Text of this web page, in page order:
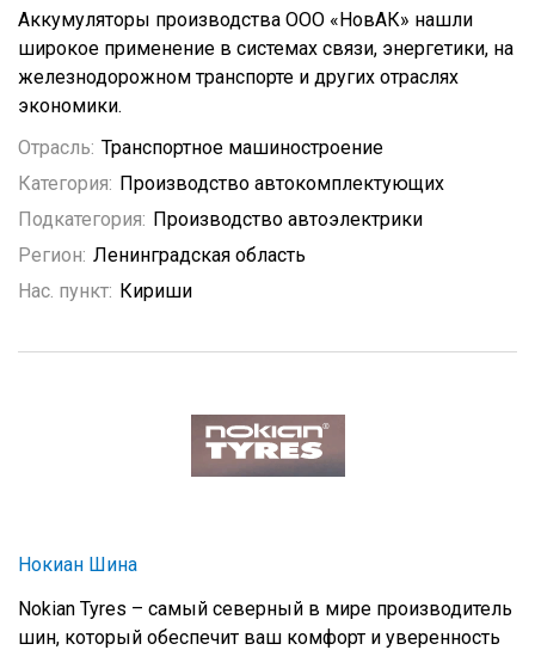
Аккумуляторы производства ООО «НовАК» нашли
широкое применение в системах связи, энергетики, на
железнодорожном транспорте и других отраслях
экономики.
Отрасль: Транспортное машиностроение
Категория: Производство автокомплектующих
Подкатегория: Производство автоэлектрики
Регион: Ленинградская область
Нас. пункт: Кириши
Нокиан Шина
Nokian Tyres – самый северный в мире производитель
шин, который обеспечит ваш комфорт и уверенность